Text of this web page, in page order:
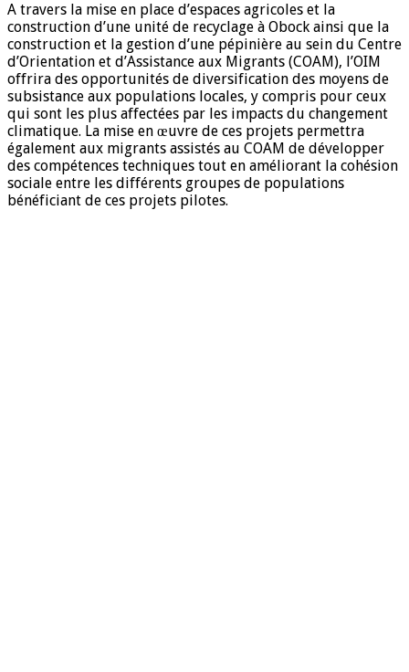
A travers la mise en place d’espaces agricoles et la
construction d’une unité de recyclage à Obock ainsi que la
construction et la gestion d’une pépinière au sein du Centre
d’Orientation et d’Assistance aux Migrants (COAM), l’OIM
offrira des opportunités de diversification des moyens de
subsistance aux populations locales, y compris pour ceux
qui sont les plus affectées par les impacts du changement
climatique. La mise en œuvre de ces projets permettra
également aux migrants assistés au COAM de développer
des compétences techniques tout en améliorant la cohésion
sociale entre les différents groupes de populations
bénéficiant de ces projets pilotes.